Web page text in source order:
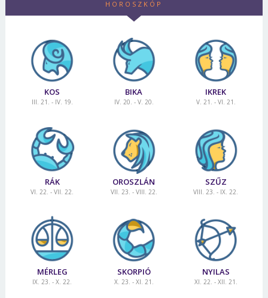
HOROSZKÓP
KOS
III. 21. - IV. 19.
BIKA
IV. 20. - V. 20.
IKREK
V. 21. - VI. 21.
RÁK
VI. 22. - VII. 22.
OROSZLÁN
VII. 23. - VIII. 22.
SZŰZ
VIII. 23. - IX. 22.
MÉRLEG
IX. 23. - X. 22.
SKORPIÓ
X. 23. - XI. 21.
NYILAS
XI. 22. - XII. 21.
Borsonline bejelentkezés
E-mail cím vagy felhasználónév